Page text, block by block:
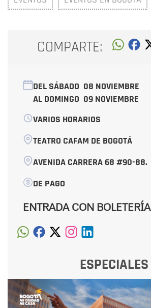
COMPARTE:
DEL SÁBADO 08 NOVIEMBRE
AL DOMINGO 09 NOVIEMBRE
VARIOS HORARIOS
TEATRO CAFAM DE BOGOTÁ
AVENIDA CARRERA 68 #90-88.
DE PAGO
ENTRADA CON BOLETERÍA
ESPECIALES